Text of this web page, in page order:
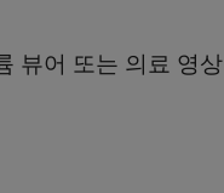
뷰어 또는 의료 영